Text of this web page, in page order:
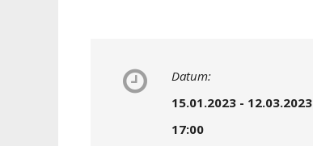
Datum:
15.01.2023 - 12.03.2023
17:00